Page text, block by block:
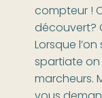
compteur !
découvert?
Lorsque
spartiate on
marcheurs.